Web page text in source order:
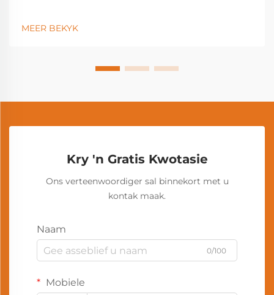
MEER BEKYK
Kry 'n Gratis Kwotasie
Ons verteenwoordiger sal binnekort met u
kontak maak.
Naam
0/100
Mobiele